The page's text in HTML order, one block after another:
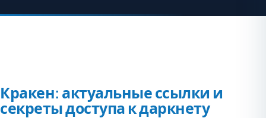
Кракен: актуальные ссылки и
секреты доступа к даркнету